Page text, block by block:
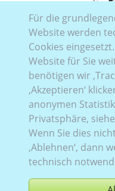
Scan_107:
Scan_061:
Für die
Website werden
Cookies
Website für Sie
benötigen wir
‚Akzeptieren‘
anonymen
Privatsphäre, siehe
Wenn Sie dies
‚Ablehnen‘, dann
technisch